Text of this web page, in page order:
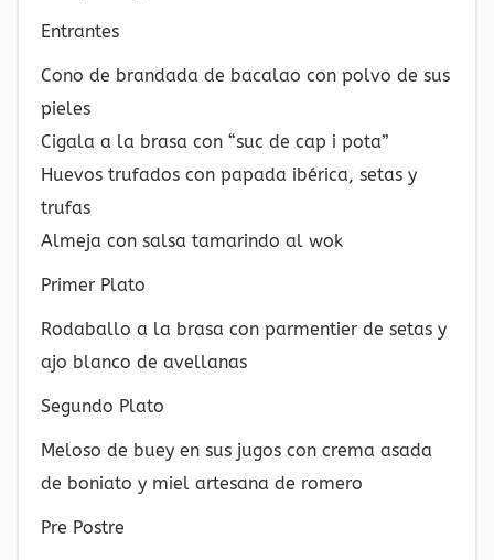
Entrantes
Cono de brandada de bacalao con polvo de sus
pieles
Cigala a la brasa con “suc de cap i pota”
Huevos trufados con papada ibérica, setas y
trufas
Almeja con salsa tamarindo al wok
Primer Plato
Rodaballo a la brasa con parmentier de setas y
ajo blanco de avellanas
Segundo Plato
Meloso de buey en sus jugos con crema asada
de boniato y miel artesana de romero
Pre Postre